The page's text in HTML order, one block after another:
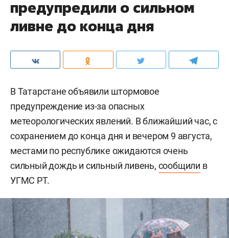
предупредили о сильном
ливне до конца дня
В Татарстане объявили штормовое
предупреждение из-за опасных
метеорологических явлений. В ближайший час, с
сохранением до конца дня и вечером 9 августа,
местами по республике ожидаются очень
сильный дождь и сильный ливень, сообщили в
УГМС РТ.